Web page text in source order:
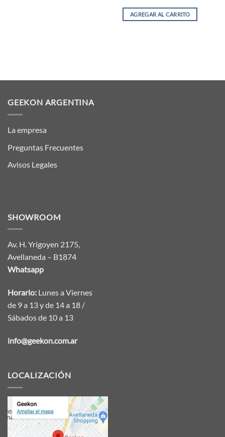
AGREGAR AL CARRITO
GEEKON ARGENTINA
La empresa
Preguntas Frecuentes
Avisos Legales
SHOWROOM
Av. H. Yrigoyen 2175,
Avellaneda – B1874
Whatsapp
Horario: Lunes a Viernes
de 9 a 13 y de 14 a 18 /
Sábados de 10 a 13
info@geekon.com.ar
LOCALIZACIÓN